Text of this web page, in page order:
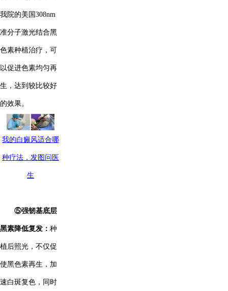
我院的美国308nm
准分子激光结合黑
色素种植治疗，可
以促进色素均匀再
生，达到较比较好
的效果。
我的白癜风适合哪
种疗法，发图问医
生
⑤强韧基底层
黑素降低复发： 种
植后照光，不仅促
使黑色素再生，加
速白斑复色，同时